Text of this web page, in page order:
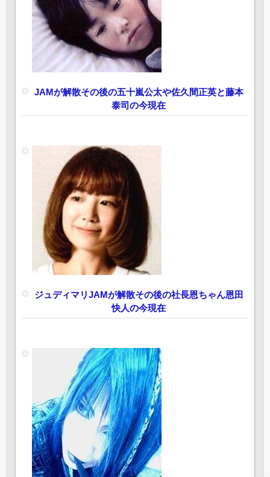
JAMが解散その後の五十嵐公太や佐久間正英と藤本
泰司の今現在
ジュディマリJAMが解散その後の社長恩ちゃん恩田
快人の今現在